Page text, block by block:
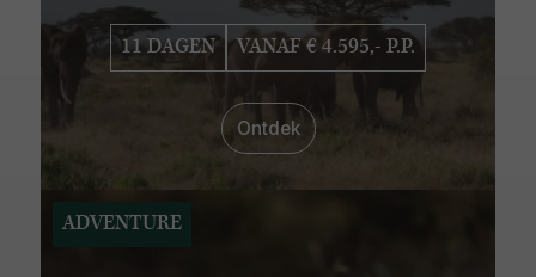
11 DAGEN VANAF € 4.595,- P.P.
Ontdek
ADVENTURE